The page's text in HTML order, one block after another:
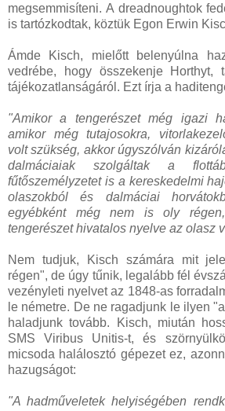
megsemmisíteni. A dreadnoughtok
is tartózkodtak, köztük Egon Erwin
Ámde Kisch, mielőtt belenyúlna
vedrébe, hogy összekenje Horthyt,
tájékozatlanságáról. Ezt írja a
"Amikor a tengerészet még igazi
amikor még tutajosokra,
volt szükség, akkor úgyszólván
dalmáciaiak szolgáltak a
fűtőszemélyzetet is a kereskedelmi
olaszokból és dalmáciai
egyébként még nem is oly
tengerészet hivatalos nyelve az olasz
Nem tudjuk, Kisch számára mit
régen", de úgy tűnik, legalább fél
vezényleti nyelvet az 1848-as
le németre. De ne ragadjunk le ilyen
haladjunk tovább. Kisch, miután
SMS Viribus Unitis-t, és
micsoda halálosztó gépezet ez,
hazugságot:
"A hadműveletek helyiségében